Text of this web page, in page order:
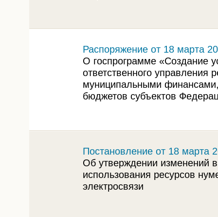
Распоряжение от 18 марта
О госпрограмме «Создание
ответственного управления
муниципальными
бюджетов субъектов
Постановление от 18 марта
Об утверждении изменений
использования ресурсов
электросвязи